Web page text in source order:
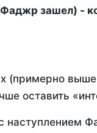
зашел) -
(примерно
оставить
наступлением